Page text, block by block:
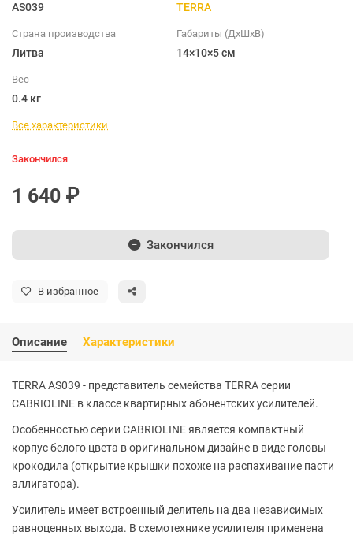
AS039 TERRA
Страна производства
Литва
Габариты (ДхШхВ)
14×10×5 см
Вес
0.4 кг
Все характеристики
Закончился
1 640 ₽
Закончился
В избранное
Описание Характеристики
TERRA AS039 - представитель семейства TERRA серии
CABRIOLINE в классе квартирных абонентских усилителей.
Особенностью серии CABRIOLINE является компактный
корпус белого цвета в оригинальном дизайне в виде головы
крокодила (открытие крышки похоже на распахивание пасти
аллигатора).
Усилитель имеет встроенный делитель на два независимых
равноценных выхода. В схемотехнике усилителя применена